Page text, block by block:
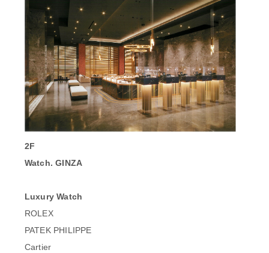
2F
Watch. GINZA
Luxury Watch
ROLEX
PATEK PHILIPPE
Cartier